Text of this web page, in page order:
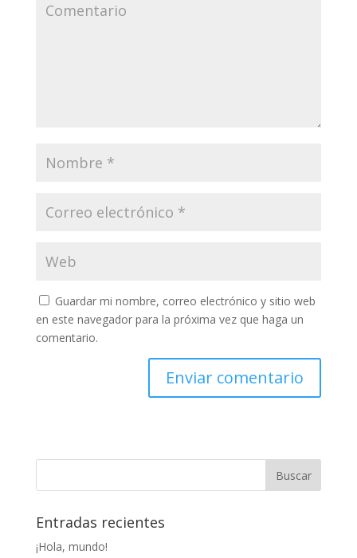
Guardar mi nombre, correo electrónico y sitio web
en este navegador para la próxima vez que haga un
comentario.
Entradas recientes
¡Hola, mundo!